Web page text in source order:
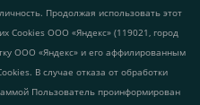
Продолжая использовать этот
Cookies ООО «Яндекс» (119021, город
ООО «Яндекс» и его аффилированным
В случае отказа от обработки
Пользователь проинформирован